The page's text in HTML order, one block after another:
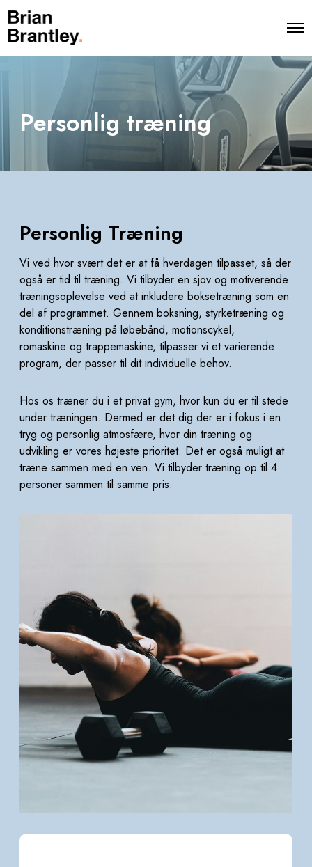
O
e
n
e
n
u
Personlig træning
Personlig Træning
Vi ved hvor svært det er at få hverdagen tilpasset, så der
også er tid til træning. Vi tilbyder en sjov og motiverende
træningsoplevelse ved at inkludere boksetræning som en
del afprogrammet. Gennem boksning, styrketræning og
konditionstræning på løbebånd, motionscykel,
romaskine og trappemaskine, tilpasser vi et varierende
program, der passer til dit individuelle behov.
Hos os træner du i et privat gym, hvor kun du er til stede
under træningen. Dermed er det dig der er i fokus i en
tryg og personlig atmosfære, hvor din træning og
udvikling er vores højeste prioritet. Det er også muligt at
træne sammen med en ven. Vi tilbyder træning op til 4
personer sammen til samme pris.